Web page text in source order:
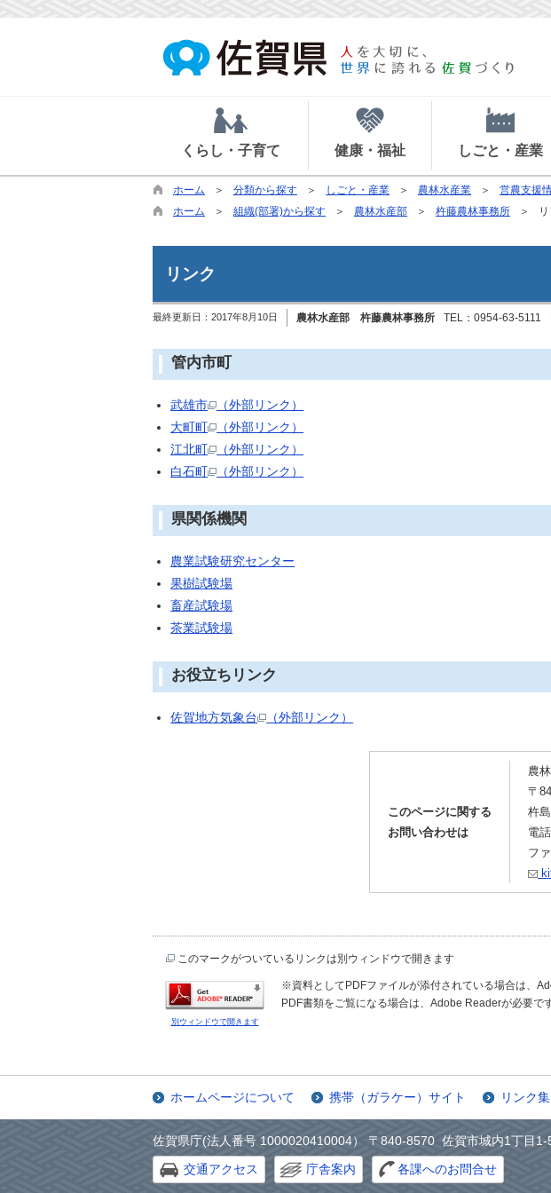
くらし・子育て 健康・福祉 しごと・産業
ホーム 分類から探す しごと・産業 農林水産業 営農支援
ホーム
組織(部署)から探す 農林水産部 杵藤農林事務所
リンク
最終更新日： 2017年8月10日 農林水産部 杵藤農林事務所 TEL：0954-63-5111
管内市町
武雄市
（外部リンク）
大町町
（外部リンク）
江北町
（外部リンク）
白石町
（外部リンク）
県関係機関
農業試験研究センター
果樹試験場
畜産試験場
茶業試験場
お役立ちリンク
佐賀地方気象台 （外部リンク）
このページに関する
お問い合わせは
農
〒
杵
電
フ
このマークがついているリンクは別ウィンドウで開きます
別ウィンドウで開きます
※資料としてPDFファイルが添付されている場合は、
PDF書類をご覧になる場合は、Adobe Readerが必要
ホームページについて 携帯（ガラケー）サイト リンク集
佐賀県庁(法人番号 1000020410004） 〒840-8570 佐賀市城内1丁
交通アクセス
庁舎案内 各課へのお問合せ